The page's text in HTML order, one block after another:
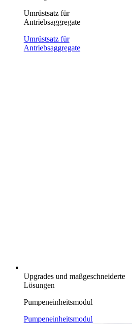
Umrüstsatz für
Antriebsaggregate
Umrüstsatz für
Antriebsaggregate
Upgrades und maßgeschneiderte
Lösungen
Pumpeneinheitsmodul
Pumpeneinheitsmodul